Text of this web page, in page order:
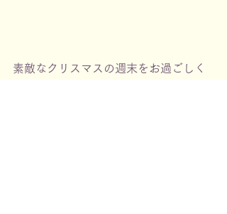
素敵なクリスマスの週末をお過ごしく